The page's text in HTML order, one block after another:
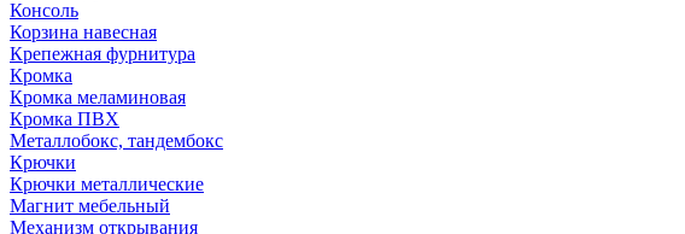
Консоль
Корзина навесная
Крепежная фурнитура
Кромка
Кромка меламиновая
Кромка ПВХ
Металлобокс, тандембокс
Крючки
Крючки металлические
Магнит мебельный
Механизм открывания